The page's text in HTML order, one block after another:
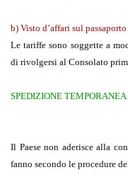
b) Visto d’affari sul passaporto
Le tariffe sono soggette a
di rivolgersi al Consolato
SPEDIZIONE TEMPORANEA
Il Paese non aderisce alla
fanno secondo le procedure